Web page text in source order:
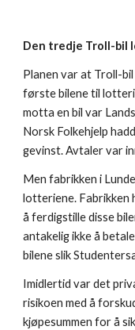
Den tredje Troll-bil
Planen var at Troll-
første bilene til
motta en bil var
Norsk Folkehjelp
gevinst. Avtaler var
Men fabrikken i
lotteriene. Fabrikken
å ferdigstille disse
antakelig ikke å
bilene slik
Imidlertid var det
risikoen med å
kjøpesummen for å